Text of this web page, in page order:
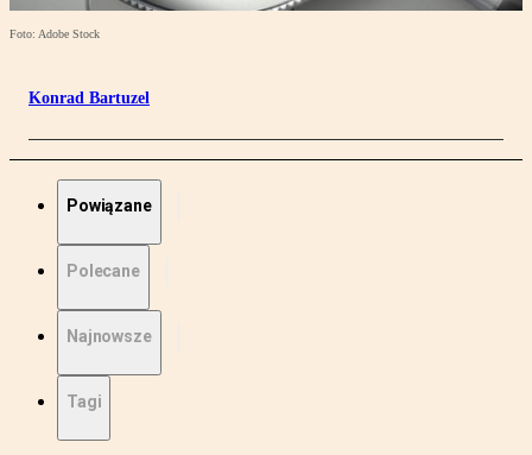
Foto: Adobe Stock
Konrad Bartuzel
Powiązane
Polecane
Najnowsze
Tagi